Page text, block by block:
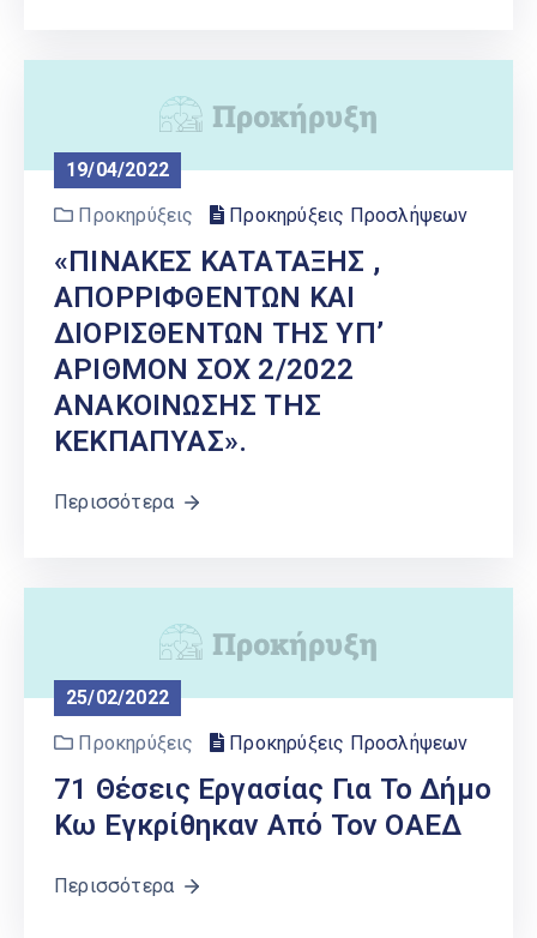
19/04/2022
Προκηρύξεις
Προκηρύξεις Προσλήψεων
«ΠΙΝΑΚΕΣ ΚΑΤΑΤΑΞΗΣ ,
ΑΠΟΡΡΙΦΘΕΝΤΩΝ ΚΑΙ
ΔΙΟΡΙΣΘΕΝΤΩΝ ΤΗΣ ΥΠ’
ΑΡΙΘΜΟΝ ΣΟΧ 2/2022
ΑΝΑΚΟΙΝΩΣΗΣ ΤΗΣ
ΚΕΚΠΑΠΥΑΣ».
Περισσότερα
25/02/2022
Προκηρύξεις
Προκηρύξεις Προσλήψεων
71 Θέσεις Εργασίας Για Το Δήμο
Κω Εγκρίθηκαν Από Τον ΟΑΕΔ
Περισσότερα